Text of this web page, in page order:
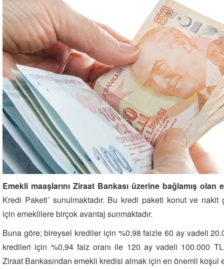
Emekli maaşlarını Ziraat Bankası üzerine bağlamış
Kredi Paketi’ sunulmaktadır. Bu kredi paketi konut ve nakit
için emeklilere birçok avantaj sunmaktadır.
Buna göre; bireysel krediler için %0,98 faizle 60 ay vadeli
kredileri için %0,94 faiz oranı ile 120 ay vadeli 100.000 TL
Ziraat Bankasından emekli kredisi almak için en önemli koşul